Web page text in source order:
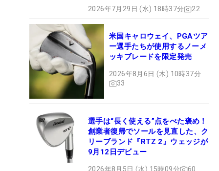
2026年7月29日 (水) 18時37分 22
米国キャロウェイ、PGAツア
ー選手たちが使用するノーメ
ッキブレードを限定発売
2026年8月6日 (木) 10時37分
33
選手は“長く使える”点をべた褒め！
創業者復帰でソールを見直した、ク
リーブランド『RTZ 2』ウェッジが
9月12日デビュー
2026年8月5日 (水) 15時09分 60